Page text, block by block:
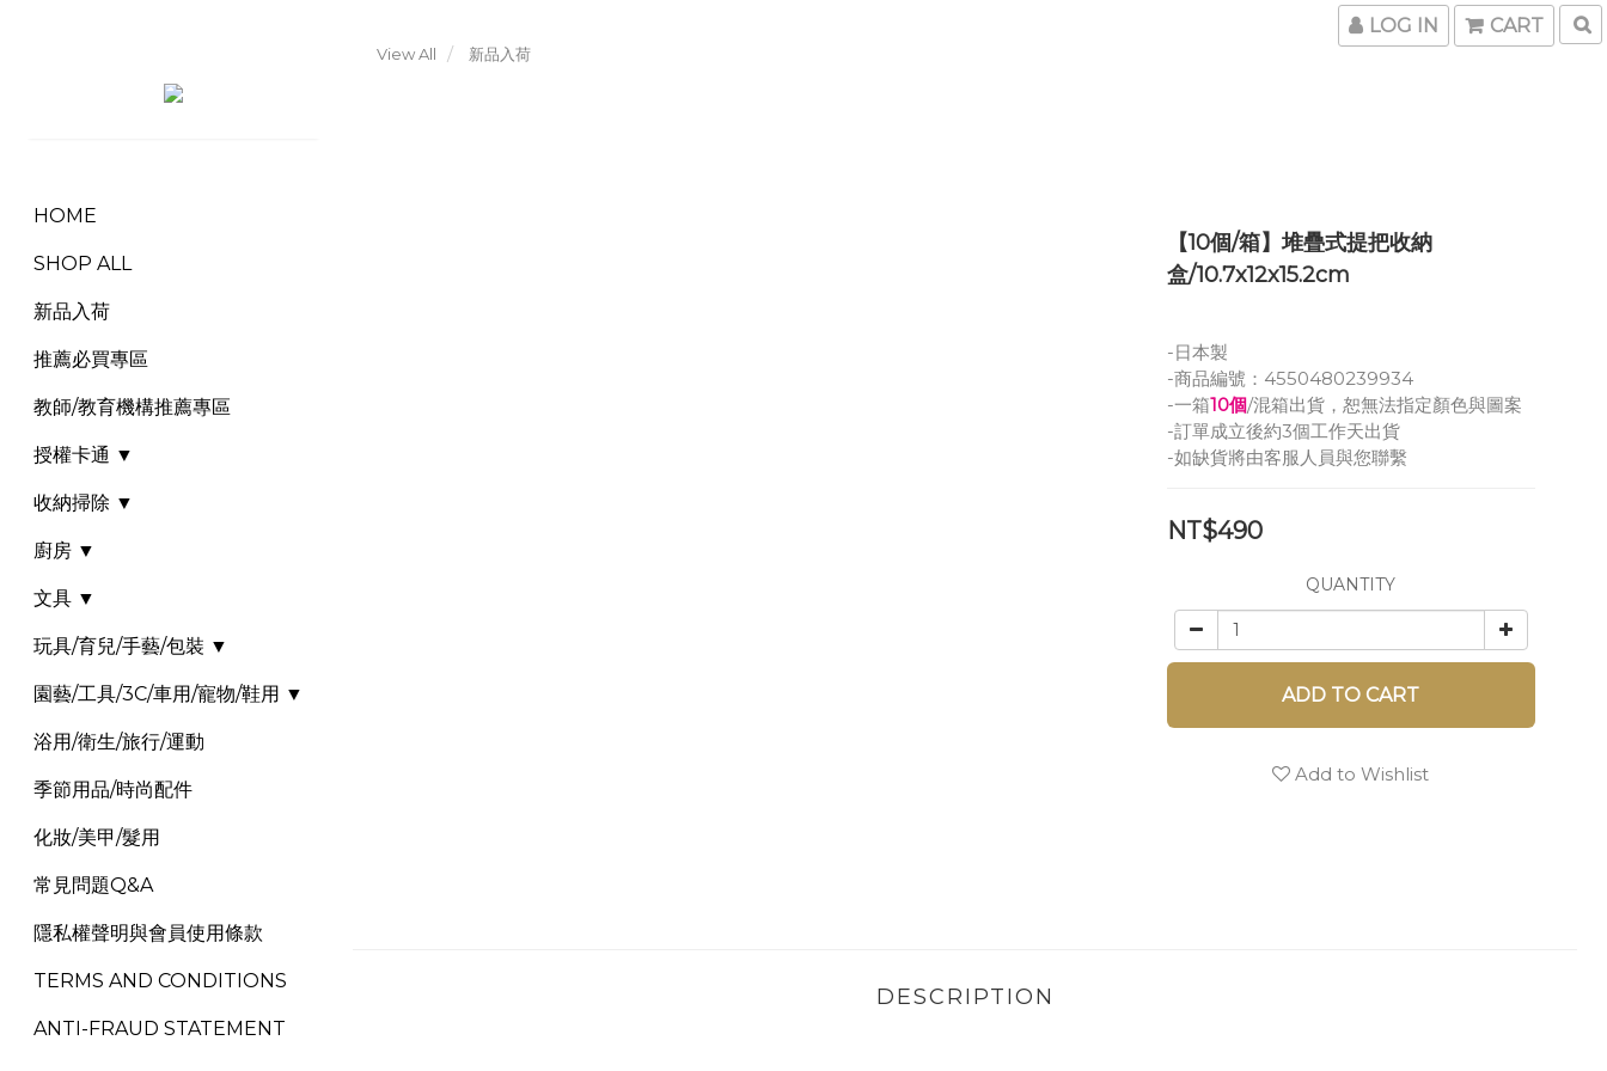
LOG IN CART
HOME
SHOP ALL
新品入荷
推薦必買專區
教師/教育機構推薦專區
授權卡通 ▼
收納掃除 ▼
廚房 ▼
文具 ▼
玩具/育兒/手藝/包裝 ▼
園藝/工具/3C/車用/寵物/鞋用 ▼
浴用/衛生/旅行/運動
季節用品/時尚配件
化妝/美甲/髮用
常見問題Q&A
隱私權聲明與會員使用條款
TERMS AND CONDITIONS
ANTI-FRAUD STATEMENT
View All 新品入荷
【10個/箱】堆疊式提把收納
盒/10.7x12x15.2cm
-日本製
-商品編號：4550480239934
-一箱10個/混箱出貨，恕無法指定顏色與圖案
-訂單成立後約3個工作天出貨
-如缺貨將由客服人員與您聯繫
NT$490
QUANTITY
ADD TO CART
Add to Wishlist
DESCRIPTION